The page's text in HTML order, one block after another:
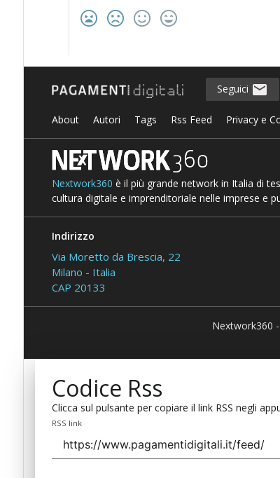
Seguici
About Autori Tags Rss Feed Privacy e
Nextwork360 è il più grande network in Italia di
cultura digitale e imprenditoriale nelle imprese e
Indirizzo
Via Moretto da Brescia, 22
Milano - Italia
CAP 20133
Nextwork360 -
Codice Rss
Clicca sul pulsante per copiare il link RSS negli
RSS link